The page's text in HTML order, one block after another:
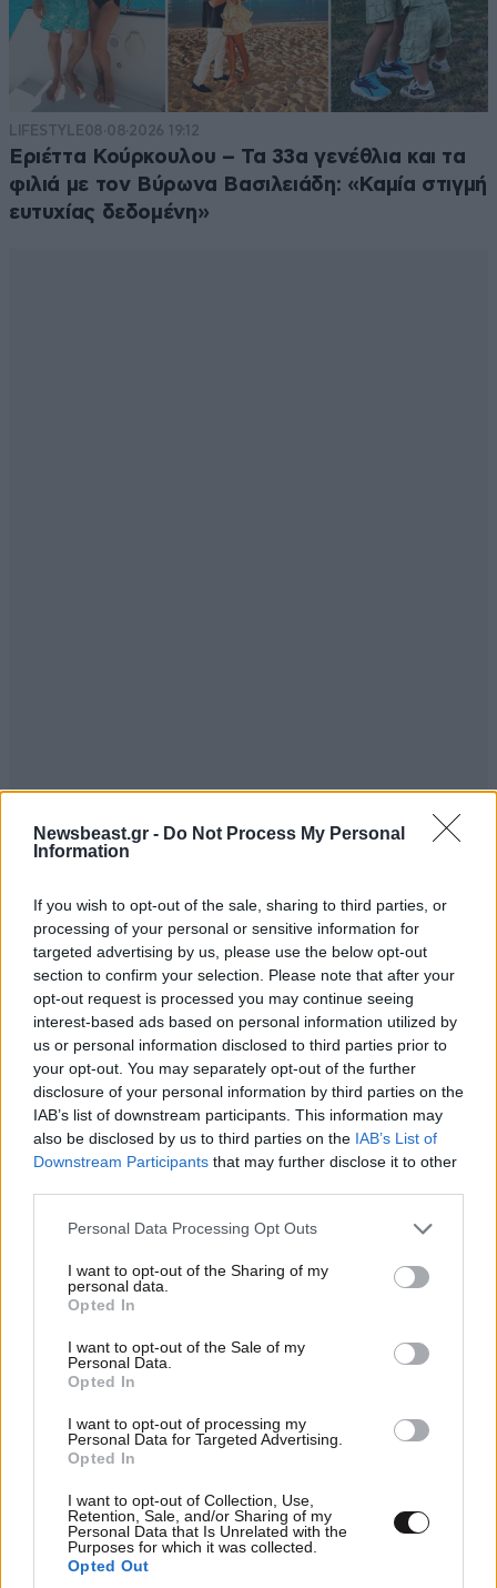
Newsbeast.gr - Do Not Process My Personal
Information
If you wish to opt-out of the sale, sharing to third parties, or
processing of your personal or sensitive information for
targeted advertising by us, please use the below opt-out
section to confirm your selection. Please note that after your
opt-out request is processed you may continue seeing
interest-based ads based on personal information utilized by
us or personal information disclosed to third parties prior to
your opt-out. You may separately opt-out of the further
disclosure of your personal information by third parties on the
IAB’s list of downstream participants. This information may
also be disclosed by us to third parties on the IAB’s List of
Downstream Participants that may further disclose it to other
Please note that this website/app uses one or more Google
not limited to your visit or usage behaviour. You may click to
grant or deny consent to Google and its third-party tags to
use your data for below specified purposes in below Google
consent section.
Personal Data Processing Opt Outs
I want to opt-out of the Sharing of my
personal data.
Opted In
I want to opt-out of the Sale of my
Personal Data.
Opted In
I want to opt-out of processing my
Personal Data for Targeted Advertising.
Opted In
I want to opt-out of Collection, Use,
Retention, Sale, and/or Sharing of my
Personal Data that Is Unrelated with the
Purposes for which it was collected.
Opted Out
LIFESTYLE08·08·2026 19:12
Εριέττα Κούρκουλου – Τα 33α γενέθλια και τα
φιλιά με τον Βύρωνα Βασιλειάδη: «Καμία στιγμή
ευτυχίας δεδομένη»
09·08·2026 09:30
με δύναμη και αυτονομία – Ένα απλό αλλά
ιδανικό πρόγραμμα καθώς μεγαλώνετε